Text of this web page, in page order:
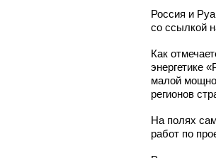
Россия и
со ссылкой
Как
энергетике
малой
регионов
На полях
работ по